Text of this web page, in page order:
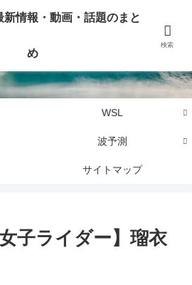
題や最新情報を写真、画像、動画でまとめて
WSL
波予測
サイトマップ
子ライダー】瑠衣
新情報・動画・話題のまと
め
検索